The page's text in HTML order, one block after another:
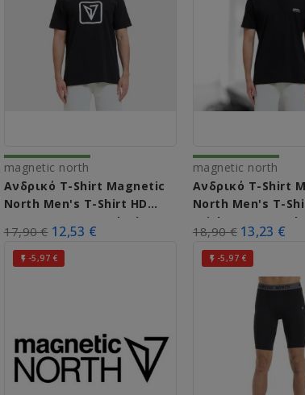
magnetic north
Ανδρικό T-Shirt Magnetic
North Men's T-Shirt HD
Logo SQ A51009 (Black)
17,90 € 12,53 €
magnetic north
Ανδρικό T-Shirt
North Men's T-
Tricks A51013
18,90 € 13,23 €
 -5,97 €  -5,97 €